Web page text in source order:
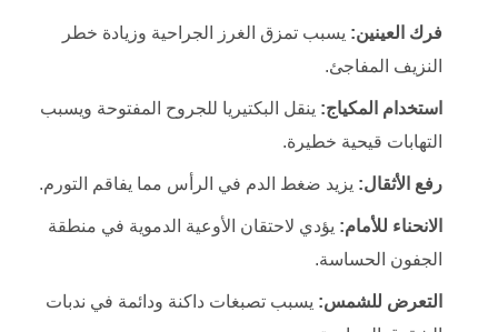
فرك العينين: يسبب تمزق الغرز الجراحية وزيادة خطر
النزيف المفاجئ.
استخدام المكياج: ينقل البكتيريا للجروح المفتوحة ويسبب
التهابات قيحية خطيرة.
رفع الأثقال: يزيد ضغط الدم في الرأس مما يفاقم التورم.
الانحناء للأمام: يؤدي لاحتقان الأوعية الدموية في منطقة
الجفون الحساسة.
التعرض للشمس: يسبب تصبغات داكنة ودائمة في ندبات